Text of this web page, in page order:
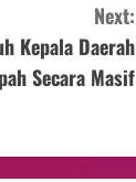
Next:
Kepala Daerah
Secara Masif